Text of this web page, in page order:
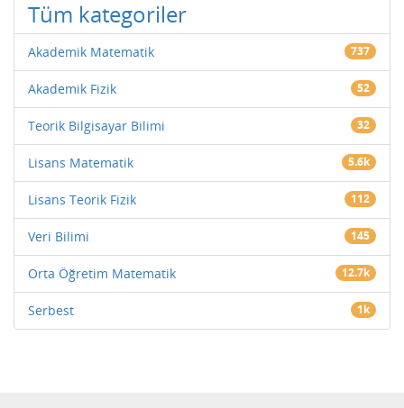
Tüm kategoriler
Akademik Matematik 737
Akademik Fizik 52
Teorik Bilgisayar Bilimi 32
Lisans Matematik 5.6k
Lisans Teorik Fizik 112
Veri Bilimi 145
Orta Öğretim Matematik 12.7k
Serbest 1k